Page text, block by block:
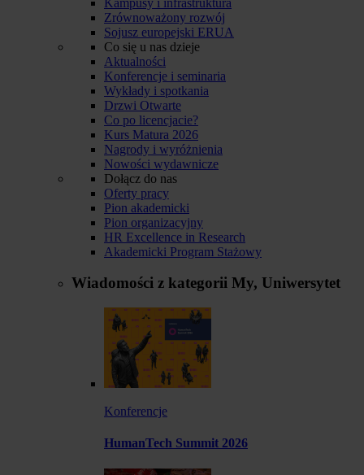
Zrównoważony rozwój
Sojusz europejski ERUA
Co się u nas dzieje
Aktualności
Konferencje i seminaria
Wykłady i spotkania
Drzwi Otwarte
Co po licencjacie?
Kurs Matura 2026
Nagrody i wyróżnienia
Nowości wydawnicze
Dołącz do nas
Oferty pracy
Pion akademicki
Pion organizacyjny
HR Excellence in Research
Akademicki Program Stażowy
Wiadomości z kategorii My, Uniwersytet
Konferencje
HumanTech Summit 2026